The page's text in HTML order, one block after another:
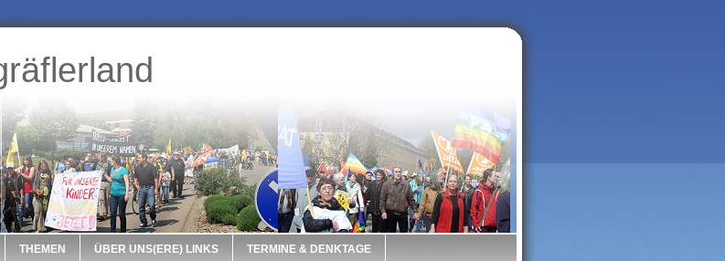
THEMEN ÜBER UNS(ERE) LINKS TERMINE & DENKTAGE